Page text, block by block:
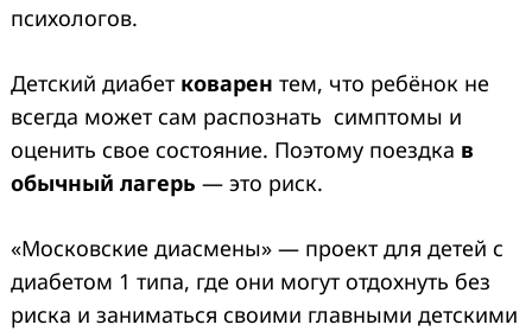
психологов.
Детский диабет коварен тем, что ребёнок не
всегда может сам распознать симптомы и
оценить свое состояние. Поэтому поездка в
обычный лагерь — это риск.
«Московские диасмены» — проект для детей с
диабетом 1 типа, где они могут отдохнуть без
риска и заниматься своими главными детскими